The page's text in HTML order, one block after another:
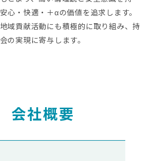
心・快適・＋αの価値を追求します。
域貢献活動にも積極的に取り組み、持
の実現に寄与します。
会社概要